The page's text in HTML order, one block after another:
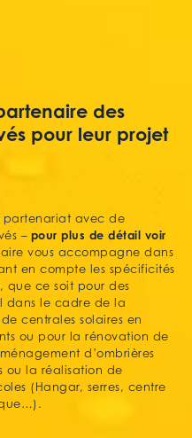
des
pour leur projet
partenariat avec de
– pour plus de détail voir
vous accompagne dans
en compte les spécificités
que ce soit pour des
dans le cadre de la
centrales solaires en
ou pour la rénovation de
d’ombrières
ou la réalisation de
(Hangar, serres, centre